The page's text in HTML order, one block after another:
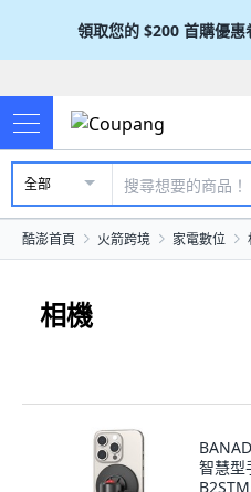
領取您的 $200 首購優惠
全部
酷澎首頁 火箭跨境 家電數位
相機
智慧型